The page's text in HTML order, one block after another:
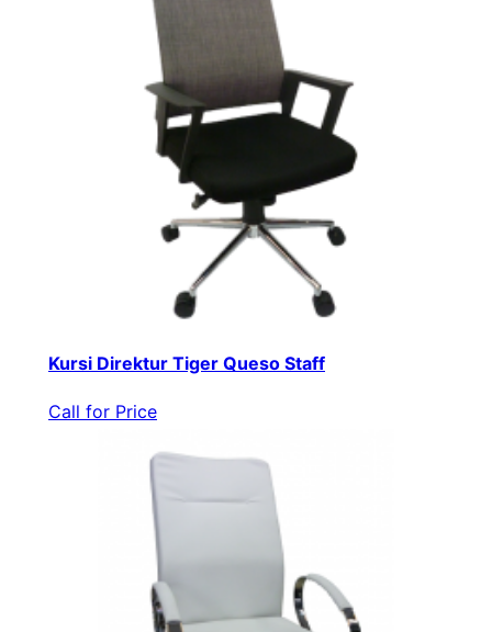
Kursi Direktur Tiger Queso Staff
Call for Price